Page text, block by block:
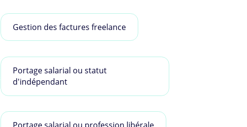
Gestion des factures freelance
Portage salarial ou statut
d'indépendant